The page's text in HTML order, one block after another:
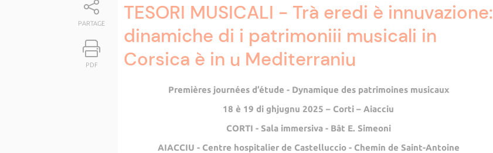
PARTAGE
PDF
TESORI MUSICALI - Trà eredi è innuvazione:
dinamiche di i patrimoniii musicali in
Corsica è in u Mediterraniu
Premières journées d’étude - Dynamique des patrimoines musicaux
18 è 19 di ghjugnu 2025 – Corti – Aiacciu
CORTI - Sala immersiva - Bât E. Simeoni
AIACCIU - Centre hospitalier de Castelluccio - Chemin de Saint-Antoine